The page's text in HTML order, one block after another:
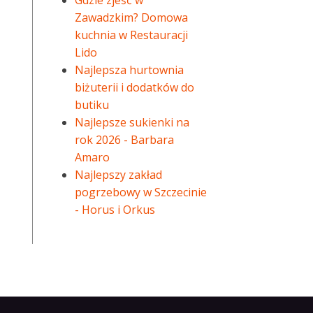
Zawadzkim? Domowa
kuchnia w Restauracji
Lido
Najlepsza hurtownia
biżuterii i dodatków do
butiku
Najlepsze sukienki na
rok 2026 - Barbara
Amaro
Najlepszy zakład
pogrzebowy w Szczecinie
- Horus i Orkus